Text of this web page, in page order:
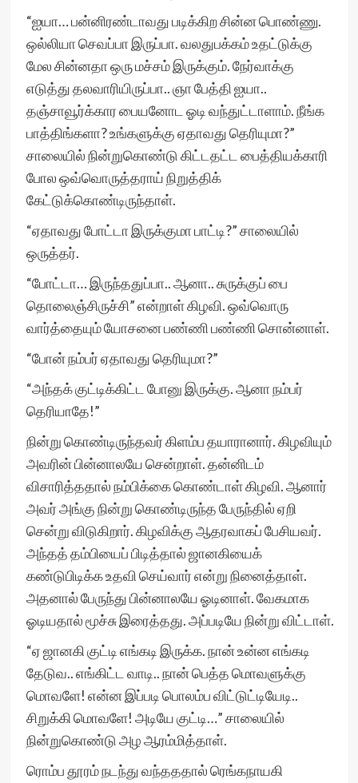
“ஐயா… பன்னிரண்டாவது படிக்கிற சின்ன பொண்ணு.
ஒல்லியா செவப்பா இருப்பா. வலதுபக்கம் உதட்டுக்கு
மேல சின்னதா ஒரு மச்சம் இருக்கும். நேர்வாக்கு
எடுத்து தலவாரியிருப்பா.. ஞா பேத்தி ஐயா..
தஞ்சாவூர்க்கார பையனோட ஓடி வந்துட்டாளாம். நீங்க
பாத்திங்களா? உங்களுக்கு ஏதாவது தெரியுமா?”
சாலையில் நின்றுகொண்டு கிட்டதட்ட பைத்தியக்காரி
போல ஒவ்வொருத்தராய் நிறுத்திக்
கேட்டுக்கொண்டிருந்தாள்.
“ஏதாவது போட்டா இருக்குமா பாட்டி?” சாலையில்
ஒருத்தர்.
“போட்டா… இருந்ததுப்பா.. ஆனா.. சுருக்குப் பை
தொலைஞ்சிருச்சி” என்றாள் கிழவி. ஒவ்வொரு
வார்த்தையும் யோசனை பண்ணி பண்ணி சொன்னாள்.
“போன் நம்பர் ஏதாவது தெரியுமா?”
“அந்தக் குட்டிக்கிட்ட போனு இருக்கு. ஆனா நம்பர்
தெரியாதே!”
நின்று கொண்டிருந்தவர் கிளம்ப தயாரானார். கிழவியும்
அவரின் பின்னாலயே சென்றாள். தன்னிடம்
விசாரித்ததால் நம்பிக்கை கொண்டாள் கிழவி. ஆனார்
அவர் அங்கு நின்று கொண்டிருந்த பேருந்தில் ஏறி
சென்று விடுகிறார். கிழவிக்கு ஆதரவாகப் பேசியவர்.
அந்தத் தம்பியைப் பிடித்தால் ஜானகியைக்
கண்டுபிடிக்க உதவி செய்வார் என்று நினைத்தாள்.
அதனால் பேருந்து பின்னாலயே ஓடினாள். வேகமாக
ஓடியதால் மூச்சு இரைத்தது. அப்படியே நின்று விட்டாள்.
“ஏ ஜானகி குட்டி எங்கடி இருக்க. நான் உன்ன எங்கடி
தேடுவ.. எங்கிட்ட வாடி.. நான் பெத்த மொவளுக்கு
மொவளே! என்ன இப்படி பொலம்ப விட்டுட்டியேடி..
சிறுக்கி மொவளே! அடியே குட்டி…” சாலையில்
நின்றுகொண்டு அழ ஆரம்மித்தாள்.
ரொம்ப தூரம் நடந்து வந்தததால் ரெங்கநாயகி